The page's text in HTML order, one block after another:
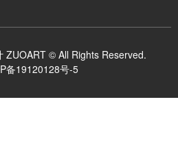
ZUOART © All Rights Reserved.
备19120128号-5